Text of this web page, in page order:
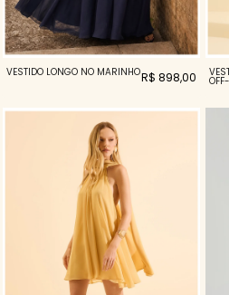
VESTIDO LONGO NÓ MARINHOR$ 898,00